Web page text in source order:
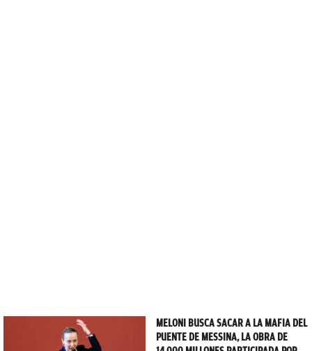
MELONI BUSCA SACAR A LA MAFIA DEL
PUENTE DE MESSINA, LA OBRA DE